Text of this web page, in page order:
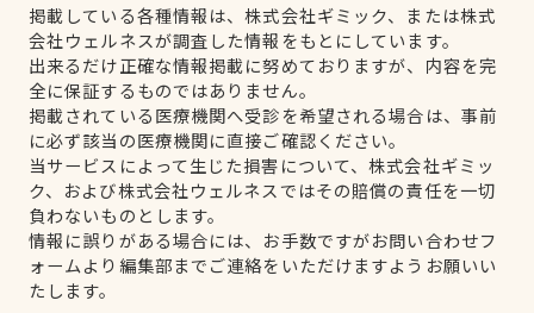
掲載している各種情報は、株式会社ギミック、または株式
会社ウェルネスが調査した情報をもとにしています。
出来るだけ正確な情報掲載に努めておりますが、内容を完
全に保証するものではありません。
掲載されている医療機関へ受診を希望される場合は、事前
に必ず該当の医療機関に直接ご確認ください。
当サービスによって生じた損害について、株式会社ギミッ
ク、および株式会社ウェルネスではその賠償の責任を一切
負わないものとします。
情報に誤りがある場合には、お手数ですがお問い合わせフ
ォームより編集部までご連絡をいただけますようお願いい
たします。